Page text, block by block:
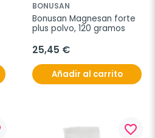
BONUSAN
Bonusan Magnesan forte
plus polvo, 120 gramos
25,45 €
Añadir al carrito
favorite_border